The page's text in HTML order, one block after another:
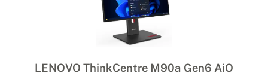
LENOVO ThinkCentre M90a Gen6 AiO